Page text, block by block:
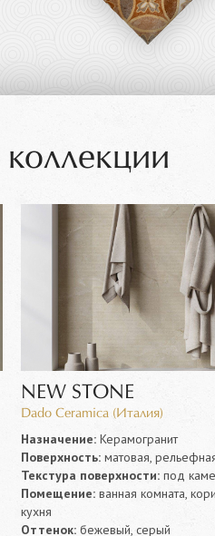
NEW STONE
Dado Ceramica (Италия)
Назначение: Керамогранит
Поверхность: матовая,
Текстура поверхности: под
Помещение: ванная комната,
кухня
Оттенок: бежевый, серый